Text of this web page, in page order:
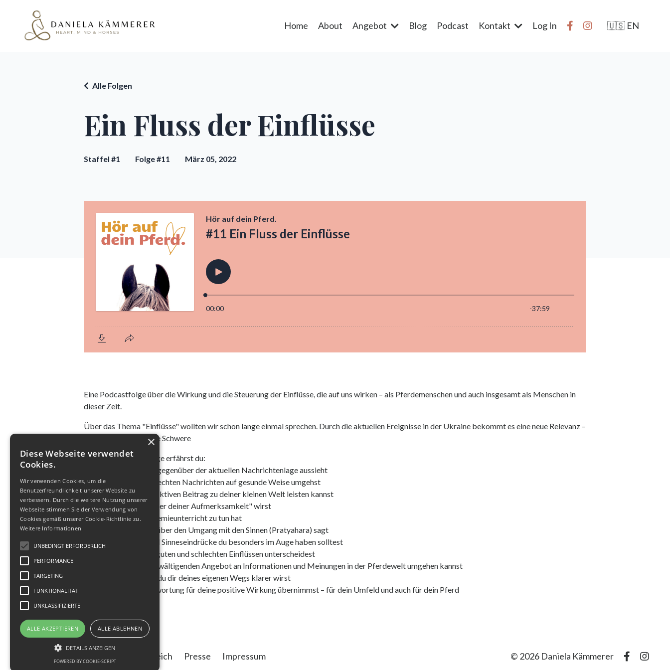
Home About Angebot Blog Podcast Kontakt Log In 🇺🇸 EN
Ein Fluss der Einflüsse
Alle Folgen
Staffel #1 Folge #11 März 05, 2022
Eine Podcastfolge über die Wirkung und die Steuerung der Einflüsse, die auf uns wirken – als Pferdemenschen und auch insgesamt als Menschen in
dieser Zeit.
Über das Thema "Einflüsse" wollten wir schon lange einmal sprechen. Durch die aktuellen Ereignisse in der Ukraine bekommt es eine neue Relevanz –
und natürlich eine neue Schwere
In dieser Podcast-Folge erfährst du:
- Wie unsere Haltung gegenüber der aktuellen Nachrichtenlage aussieht
- Wie du auch mit schlechten Nachrichten auf gesunde Weise umgehst
- Wie du einen konstruktiven Beitrag zu deiner kleinen Welt leisten kannst
- Wie du zum "Türsteher deiner Aufmerksamkeit" wirst
- Was das mit dem Chemieunterricht zu tun hat
- Was das Yoga Sutra über den Umgang mit den Sinnen (Pratyahara) sagt
- Welche Einflüsse und Sinneseindrücke du besonders im Auge haben solltest
- Wie du zu zwischen guten und schlechten Einflüssen unterscheidest
- Mit du mit dem überwältigenden Angebot an Informationen und Meinungen in der Pferdewelt umgehen kannst
- Mit welchen Fragen du dir deines eigenen Wegs klarer wirst
- Wie du mehr Verantwortung für deine positive Wirkung übernimmst – für dein Umfeld und auch für dein Pferd
Kursbereich Presse Impressum © 2026 Daniela Kämmerer
×
Diese Webseite verwendet
Cookies.
Wir verwenden Cookies, um die
Benutzerfreundlichkeit unserer Website zu
verbessern. Durch die weitere Nutzung unserer
Webseite stimmen Sie der Verwendung von
Cookies gemäß unserer Cookie-Richtlinie zu.
Weitere Informationen
UNBEDINGT ERFORDERLICH
PERFORMANCE
TARGETING
FUNKTIONALITÄT
UNKLASSIFIZIERTE
ALLE AKZEPTIEREN ALLE ABLEHNEN
DETAILS ANZEIGEN
POWERED BY COOKIE-SCRIPT